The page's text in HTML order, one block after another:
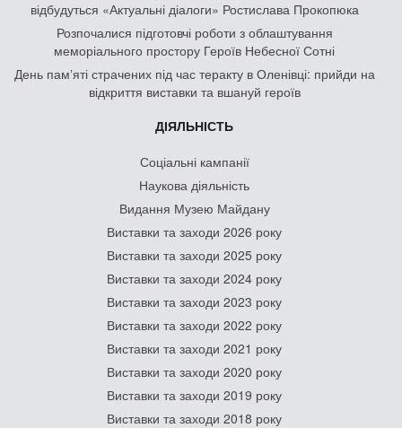
відбудуться «Актуальні діалоги» Ростислава Прокопюка
Розпочалися підготовчі роботи з облаштування
меморіального простору Героїв Небесної Сотні
День памʼяті страчених під час теракту в Оленівці: прийди на
відкриття виставки та вшануй героїв
ДІЯЛЬНІСТЬ
Соціальні кампанії
Наукова діяльність
Видання Музею Майдану
Виставки та заходи 2026 року
Виставки та заходи 2025 року
Виставки та заходи 2024 року
Виставки та заходи 2023 року
Виставки та заходи 2022 року
Виставки та заходи 2021 року
Виставки та заходи 2020 року
Виставки та заходи 2019 року
Виставки та заходи 2018 року